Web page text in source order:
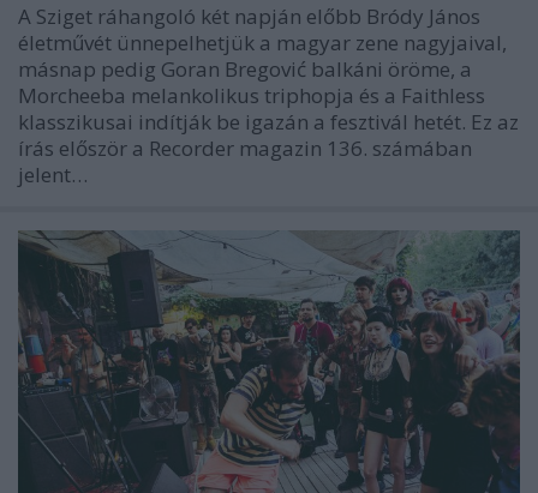
A Sziget ráhangoló két napján előbb Bródy János
életművét ünnepelhetjük a magyar zene nagyjaival,
másnap pedig Goran Bregović balkáni öröme, a
Morcheeba melankolikus triphopja és a Faithless
klasszikusai indítják be igazán a fesztivál hetét. Ez az
írás először a Recorder magazin 136. számában
jelent…